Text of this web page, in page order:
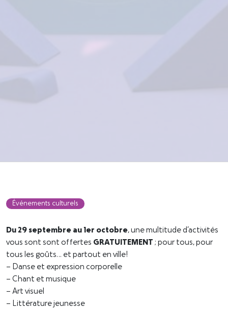
Événements culturels
Du 29 septembre au 1er octobre, une multitude d’activités
vous sont sont offertes GRATUITEMENT ; pour tous, pour
tous les goûts… et partout en ville!
– Danse et expression corporelle
– Chant et musique
– Art visuel
– Littérature jeunesse